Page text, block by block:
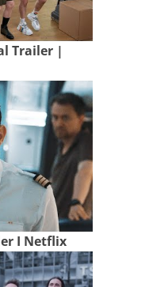
Trailer |
I Netflix